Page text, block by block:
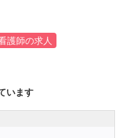
護師の求人
います